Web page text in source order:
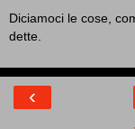
Diciamoci le cose,
dette.
‹